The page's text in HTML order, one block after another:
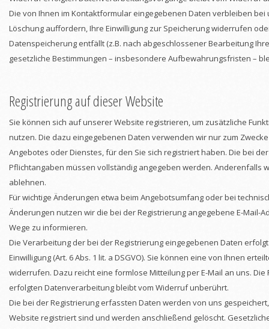
Die von Ihnen im Kontaktformular eingegebenen Daten verbleiben bei
Löschung auffordern, Ihre Einwilligung zur Speicherung widerrufen
Datenspeicherung entfällt (z.B. nach abgeschlossener Bearbeitung
gesetzliche Bestimmungen – insbesondere Aufbewahrungsfristen –
Registrierung auf dieser Website
Sie können sich auf unserer Website registrieren, um zusätzliche
nutzen. Die dazu eingegebenen Daten verwenden wir nur zum
Angebotes oder Dienstes, für den Sie sich registriert haben. Die bei
Pflichtangaben müssen vollständig angegeben werden. Anderenfalls
ablehnen.
Für wichtige Änderungen etwa beim Angebotsumfang oder bei
Änderungen nutzen wir die bei der Registrierung angegebene E-Mail-
Wege zu informieren.
Die Verarbeitung der bei der Registrierung eingegebenen Daten
Einwilligung (Art. 6 Abs. 1 lit. a DSGVO). Sie können eine von Ihnen
widerrufen. Dazu reicht eine formlose Mitteilung per E-Mail an uns.
erfolgten Datenverarbeitung bleibt vom Widerruf unberührt.
Die bei der Registrierung erfassten Daten werden von uns
Website registriert sind und werden anschließend gelöscht.